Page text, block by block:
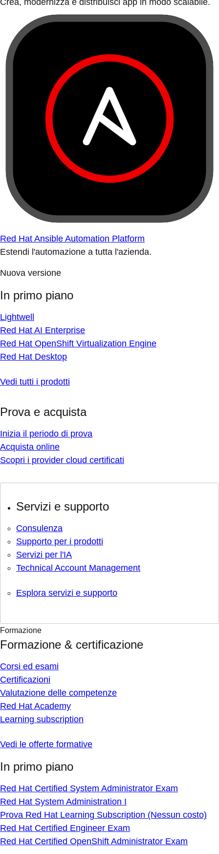
Crea, modernizza e distribuisci app in modo scalabile.
Red Hat Ansible Automation Platform
Estendi l'automazione a tutta l'azienda.
Nuova versione
In primo piano
Lightwell
Red Hat AI Enterprise
Red Hat OpenShift Virtualization Engine
Red Hat Desktop
Vedi tutti i prodotti
Prova e acquista
Inizia il periodo di prova
Acquista online
Scopri i provider cloud certificati
Servizi e supporto
Consulenza
Supporto per i prodotti
Servizi per l'IA
Technical Account Management
Esplora servizi e supporto
Formazione
Formazione & certificazione
Corsi ed esami
Certificazioni
Valutazione delle competenze
Red Hat Academy
Learning subscription
Vedi le offerte formative
In primo piano
Red Hat Certified System Administrator Exam
Red Hat System Administration I
Prova Red Hat Learning Subscription (Nessun costo)
Red Hat Certified Engineer Exam
Red Hat Certified OpenShift Administrator Exam